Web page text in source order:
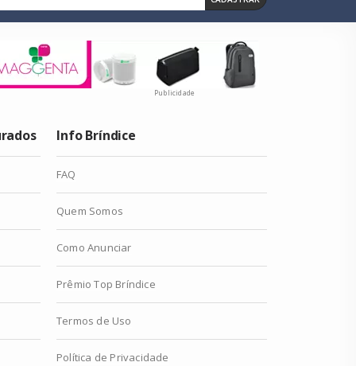
Publicidade
Info Bríndice
FAQ
Quem Somos
Como Anunciar
Prêmio Top Bríndice
Termos de Uso
Política de Privacidade